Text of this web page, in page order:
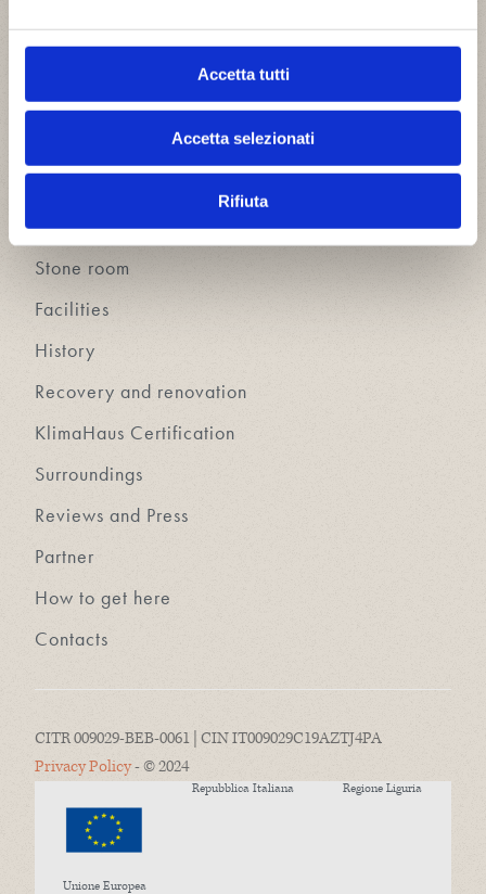
Accetta tutti
Accetta selezionati
Rifiuta
Iron room
Stone room
Facilities
History
Recovery and renovation
KlimaHaus Certification
Surroundings
Reviews and Press
Partner
How to get here
Contacts
CITR 009029-BEB-0061 | CIN IT009029C19AZTJ4PA
Privacy Policy- © 2024
Unione Europea
Repubblica Italiana Regione Liguria